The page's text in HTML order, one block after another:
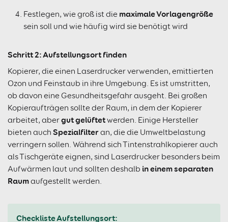
Festlegen, wie groß ist die maximale Vorlagengröße
sein soll und wie häufig wird sie benötigt wird
Schritt 2: Aufstellungsort finden
Kopierer, die einen Laserdrucker verwenden, emittierten
Ozon und Feinstaub in ihre Umgebung. Es ist umstritten,
ob davon eine Gesundheitsgefahr ausgeht. Bei großen
Kopieraufträgen sollte der Raum, in dem der Kopierer
arbeitet, abergut gelüftetwerden. Einige Hersteller
bieten auch Spezialfilteran, die die Umweltbelastung
verringern sollen. Während sich Tintenstrahlkopierer auch
als Tischgeräte eignen, sind Laserdrucker besonders beim
Aufwärmen laut und sollten deshalb in einem separaten
Raumaufgestellt werden.
Checkliste Aufstellungsort: